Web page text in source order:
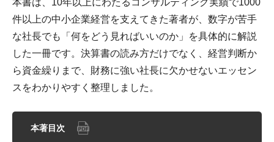
件以上の中小企業経営を支えてきた著者が、数字が苦手
な社長でも「何をどう見ればいいのか」を具体的に解説
した一冊です。決算書の読み方だけでなく、経営判断か
ら資金繰りまで、財務に強い社長に欠かせないエッセン
スをわかりやすく整理しました。
本著目次